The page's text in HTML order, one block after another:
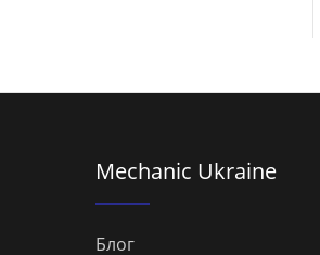
Mechanic Ukraine
Блог